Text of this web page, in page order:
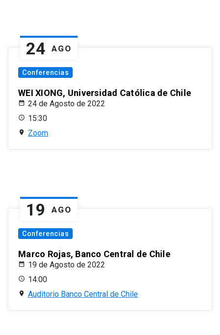
24 AGO
Conferencias
WEI XIONG, Universidad Católica de Chile
24 de Agosto de 2022
15:30
Zoom
19 AGO
Conferencias
Marco Rojas, Banco Central de Chile
19 de Agosto de 2022
14:00
Auditorio Banco Central de Chile